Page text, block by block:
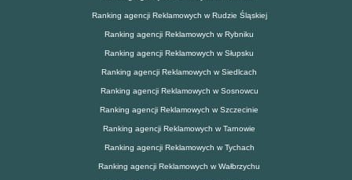
Ranking agencji Reklamowych w Rudzie Śląskiej
Ranking agencji Reklamowych w Rybniku
Ranking agencji Reklamowych w Słupsku
Ranking agencji Reklamowych w Siedlcach
Ranking agencji Reklamowych w Sosnowcu
Ranking agencji Reklamowych w Szczecinie
Ranking agencji Reklamowych w Tarnowie
Ranking agencji Reklamowych w Tychach
Ranking agencji Reklamowych w Wałbrzychu